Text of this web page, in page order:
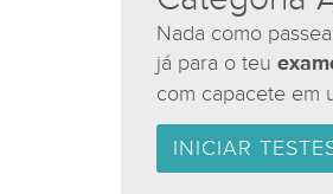
Nada como
já para o teu
com capacete em
INICIAR